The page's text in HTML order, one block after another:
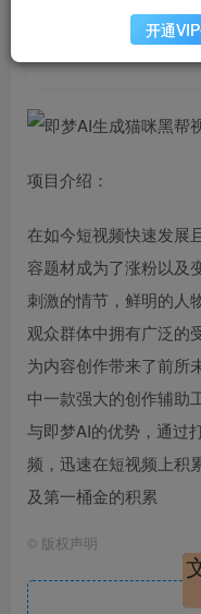
年VIP免费
项目介绍：
在如今短视频快速发展
容题材成为了涨粉以及
刺激的情节，鲜明的人
观众群体中拥有广泛的
为内容创作带来了前所
中一款强大的创作辅助
与即梦AI的优势，通过
频，迅速在短视频上积
及第一桶金的积累
© 版权声明
开通